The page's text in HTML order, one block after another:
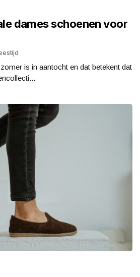
dames schoenen voor
is in aantocht en dat betekent dat